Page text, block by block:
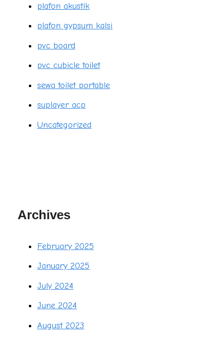
plafon akustik
plafon gypsum kalsi
pvc board
pvc cubicle toilet
sewa toilet portable
suplayer acp
Uncategorized
Archives
February 2025
January 2025
July 2024
June 2024
August 2023